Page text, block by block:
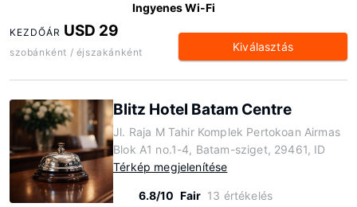
Ingyenes Wi-Fi
KEZDŐÁR USD 29
szobánként / éjszakánként Kiválasztás
Blitz Hotel Batam Centre
Jl. Raja M Tahir Komplek Pertokoan Airmas
Blok A1 no.1-4, Batam-sziget, 29461, ID
Térkép megjelenítése
6.8/10 Fair 13 értékelés